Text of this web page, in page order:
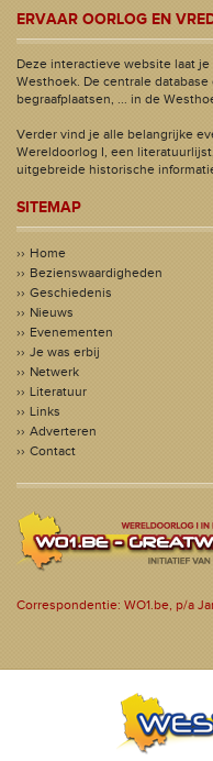
ERVAAR OORLOG EN
Deze interactieve website laat
Westhoek. De centrale
begraafplaatsen, ... in de
Verder vind je alle belangrijke
Wereldoorlog I, een
uitgebreide historische
SITEMAP
Home
Bezienswaardigheden
Geschiedenis
Nieuws
Evenementen
Je was erbij
Netwerk
Literatuur
Links
Adverteren
Contact
Correspondentie: WO1.be, p/a